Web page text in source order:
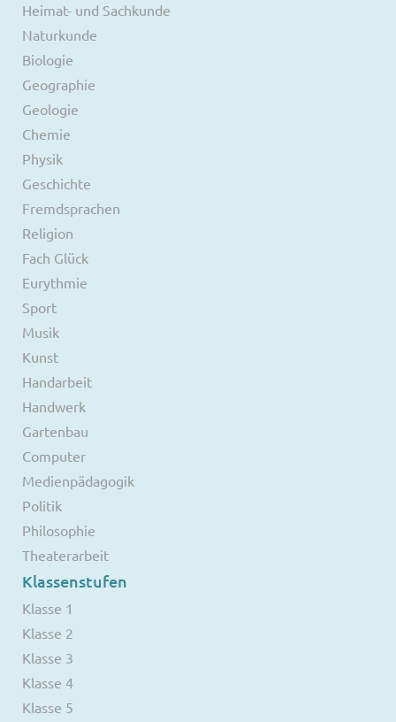
Heimat- und Sachkunde
Naturkunde
Biologie
Geographie
Geologie
Chemie
Physik
Geschichte
Fremdsprachen
Religion
Fach Glück
Eurythmie
Sport
Musik
Kunst
Handarbeit
Handwerk
Gartenbau
Computer
Medienpädagogik
Politik
Philosophie
Theaterarbeit
Klassenstufen
Klasse 1
Klasse 2
Klasse 3
Klasse 4
Klasse 5